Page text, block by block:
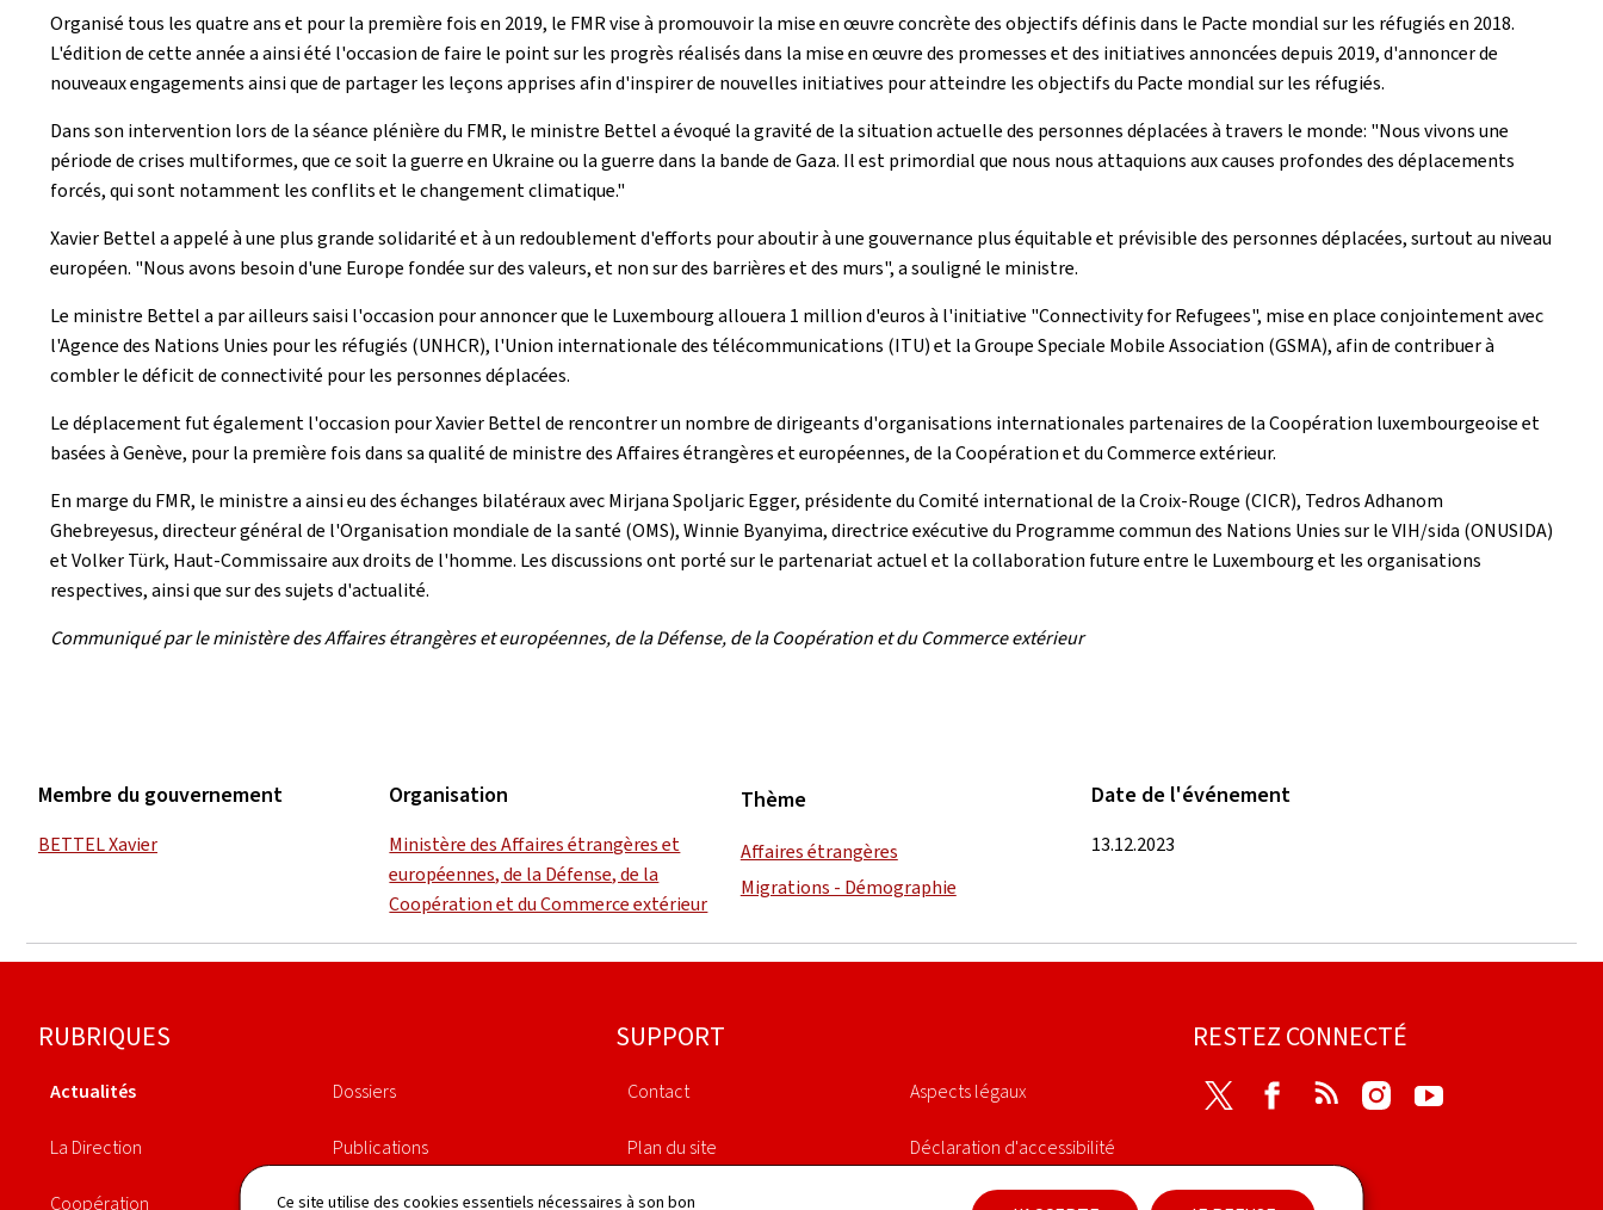
Ce site utilise des cookies essentiels nécessaires à son bon
Organisé tous les quatre ans et pour la première fois en 2019, le FMR vise à promouvoir la mise en œuvre concrète des objectifs définis dans le Pacte mondial sur les réfugiés en 2018.
L'édition de cette année a ainsi été l'occasion de faire le point sur les progrès réalisés dans la mise en œuvre des promesses et des initiatives annoncées depuis 2019, d'annoncer de
nouveaux engagements ainsi que de partager les leçons apprises afin d'inspirer de nouvelles initiatives pour atteindre les objectifs du Pacte mondial sur les réfugiés.
Dans son intervention lors de la séance plénière du FMR, le ministre Bettel a évoqué la gravité de la situation actuelle des personnes déplacées à travers le monde: "Nous vivons une
période de crises multiformes, que ce soit la guerre en Ukraine ou la guerre dans la bande de Gaza. Il est primordial que nous nous attaquions aux causes profondes des déplacements
forcés, qui sont notamment les conflits et le changement climatique."
Xavier Bettel a appelé à une plus grande solidarité et à un redoublement d'efforts pour aboutir à une gouvernance plus équitable et prévisible des personnes déplacées, surtout au niveau
européen. "Nous avons besoin d'une Europe fondée sur des valeurs, et non sur des barrières et des murs", a souligné le ministre.
Le ministre Bettel a par ailleurs saisi l'occasion pour annoncer que le Luxembourg allouera 1 million d'euros à l'initiative "Connectivity for Refugees", mise en place conjointement avec
l'Agence des Nations Unies pour les réfugiés (UNHCR), l'Union internationale des télécommunications (ITU) et la Groupe Speciale Mobile Association (GSMA), afin de contribuer à
combler le déficit de connectivité pour les personnes déplacées.
Le déplacement fut également l'occasion pour Xavier Bettel de rencontrer un nombre de dirigeants d'organisations internationales partenaires de la Coopération luxembourgeoise et
basées à Genève, pour la première fois dans sa qualité de ministre des Affaires étrangères et européennes, de la Coopération et du Commerce extérieur.
En marge du FMR, le ministre a ainsi eu des échanges bilatéraux avec Mirjana Spoljaric Egger, présidente du Comité international de la Croix-Rouge (CICR), Tedros Adhanom
Ghebreyesus, directeur général de l'Organisation mondiale de la santé (OMS), Winnie Byanyima, directrice exécutive du Programme commun des Nations Unies sur le VIH/sida (ONUSIDA)
et Volker Türk, Haut-Commissaire aux droits de l'homme. Les discussions ont porté sur le partenariat actuel et la collaboration future entre le Luxembourg et les organisations
respectives, ainsi que sur des sujets d'actualité.
Communiqué par le ministère des Affaires étrangères et européennes, de la Défense, de la Coopération et du Commerce extérieur
Membre du gouvernement
BETTEL Xavier
Organisation
Ministère des Affaires étrangères et
européennes, de la Défense, de la
Coopération et du Commerce extérieur
Thème
Affaires étrangères
Migrations - Démographie
Date de l'événement
13.12.2023
Pied
de
RUBRIQUES
Actualités
La Direction
Coopération
Dossiers
Publications
Agenda
SUPPORT
Contact
Plan du site
À propos du site
Aspects légaux
Déclaration d'accessibilité
Gestion des cookies
RESTEZ CONNECTÉ
Twitter Facebook
RSS Instagram